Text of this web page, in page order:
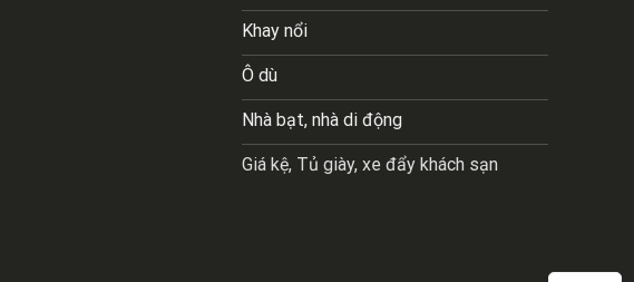
Khay nổi
Ô dù
Nhà bạt, nhà di động
Giá kệ, Tủ giày, xe đẩy khách sạn